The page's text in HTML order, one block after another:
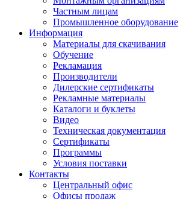
Частным лицам
Промышленное оборудование
Информация
Материалы для скачивания
Обучение
Рекламация
Производители
Дилерские сертификаты
Рекламные материалы
Каталоги и буклеты
Видео
Техническая документация
Сертификаты
Программы
Условия поставки
Контакты
Центральный офис
Офисы продаж